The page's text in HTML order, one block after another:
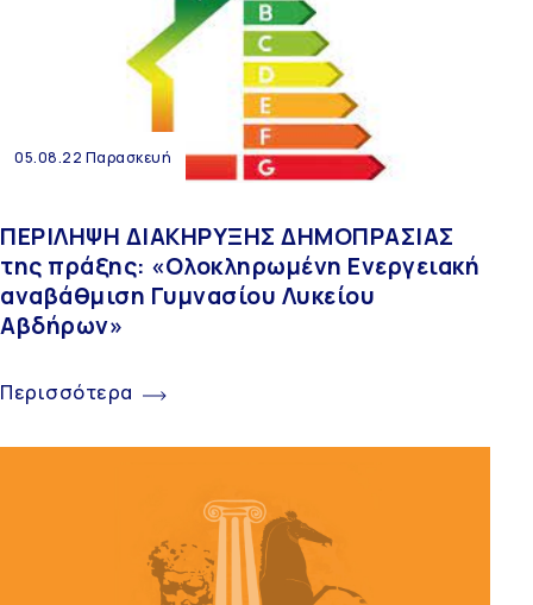
05.08.22 Παρασκευή
ΠΕΡΙΛΗΨΗ ΔΙΑΚΗΡΥΞΗΣ ΔΗΜΟΠΡΑΣΙΑΣ
της πράξης: «Ολοκληρωμένη Ενεργειακή
αναβάθμιση Γυμνασίου Λυκείου
Αβδήρων»
Περισσότερα